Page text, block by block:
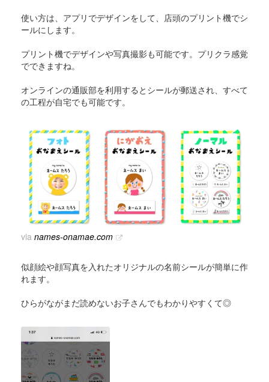
使い方は、アプリでデザインをして、店頭のプリント機でシ
ールにします。
プリント機でデザインや写真撮影も可能です。プリクラ感覚
でできますね。
オンラインの通販部を利用するとシールが郵送され、すべて
の工程が自宅でも可能です。
via names-onamae.com
似顔絵や顔写真を入れたオリジナルの名前シールが簡単に作
れます。
ひらがながまだ読めないお子さんでもわかりやすくて◎